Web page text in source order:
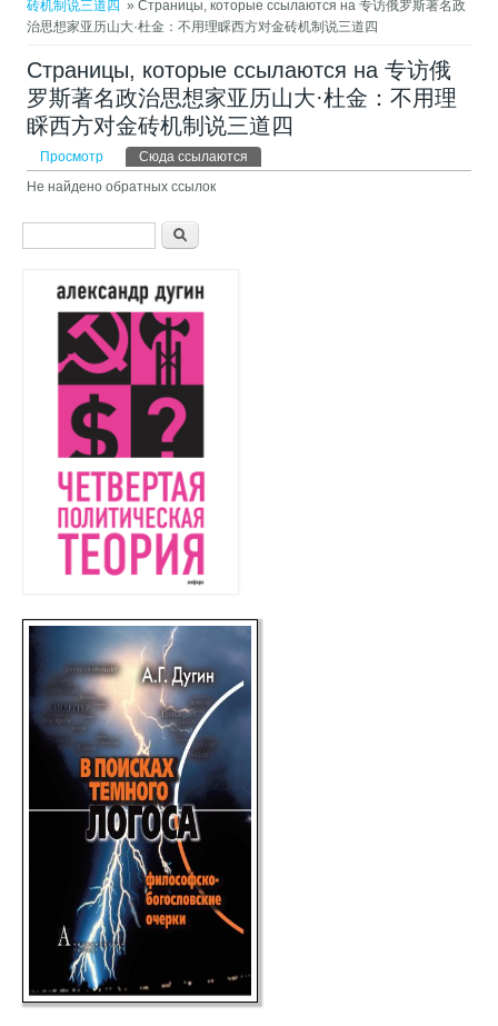
砖机制说三道四 ​ » Страницы, которые ссылаются на 专访俄罗斯著名政
治思想家亚历山大·杜金：不用理睬西方对金砖机制说三道四 ​
Страницы, которые ссылаются на 专访俄
罗斯著名政治思想家亚历山大·杜金：不用理
睬西方对金砖机制说三道四 ​
Главные вкладки
Просмотр Сюда ссылаются
Не найдено обратных ссылок
Форма поиска